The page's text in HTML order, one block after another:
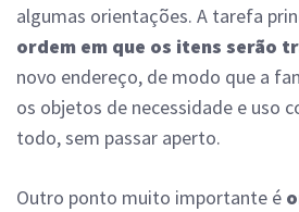
algumas orientações. A tarefa
ordem em que os itens serão
novo endereço, de modo que a
os objetos de necessidade e uso
todo, sem passar aperto.
Outro ponto muito importante é